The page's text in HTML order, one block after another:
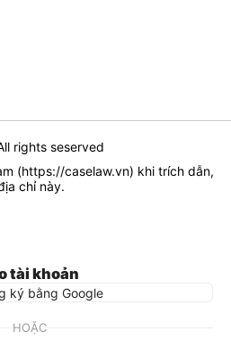
rights seserved
(https://caselaw.vn) khi trích dẫn,
chỉ này.
tài khoản
ký bằng Google
HOẶC